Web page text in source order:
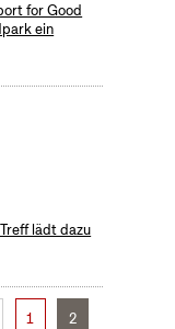
for Good
ein
lädt dazu
1 2